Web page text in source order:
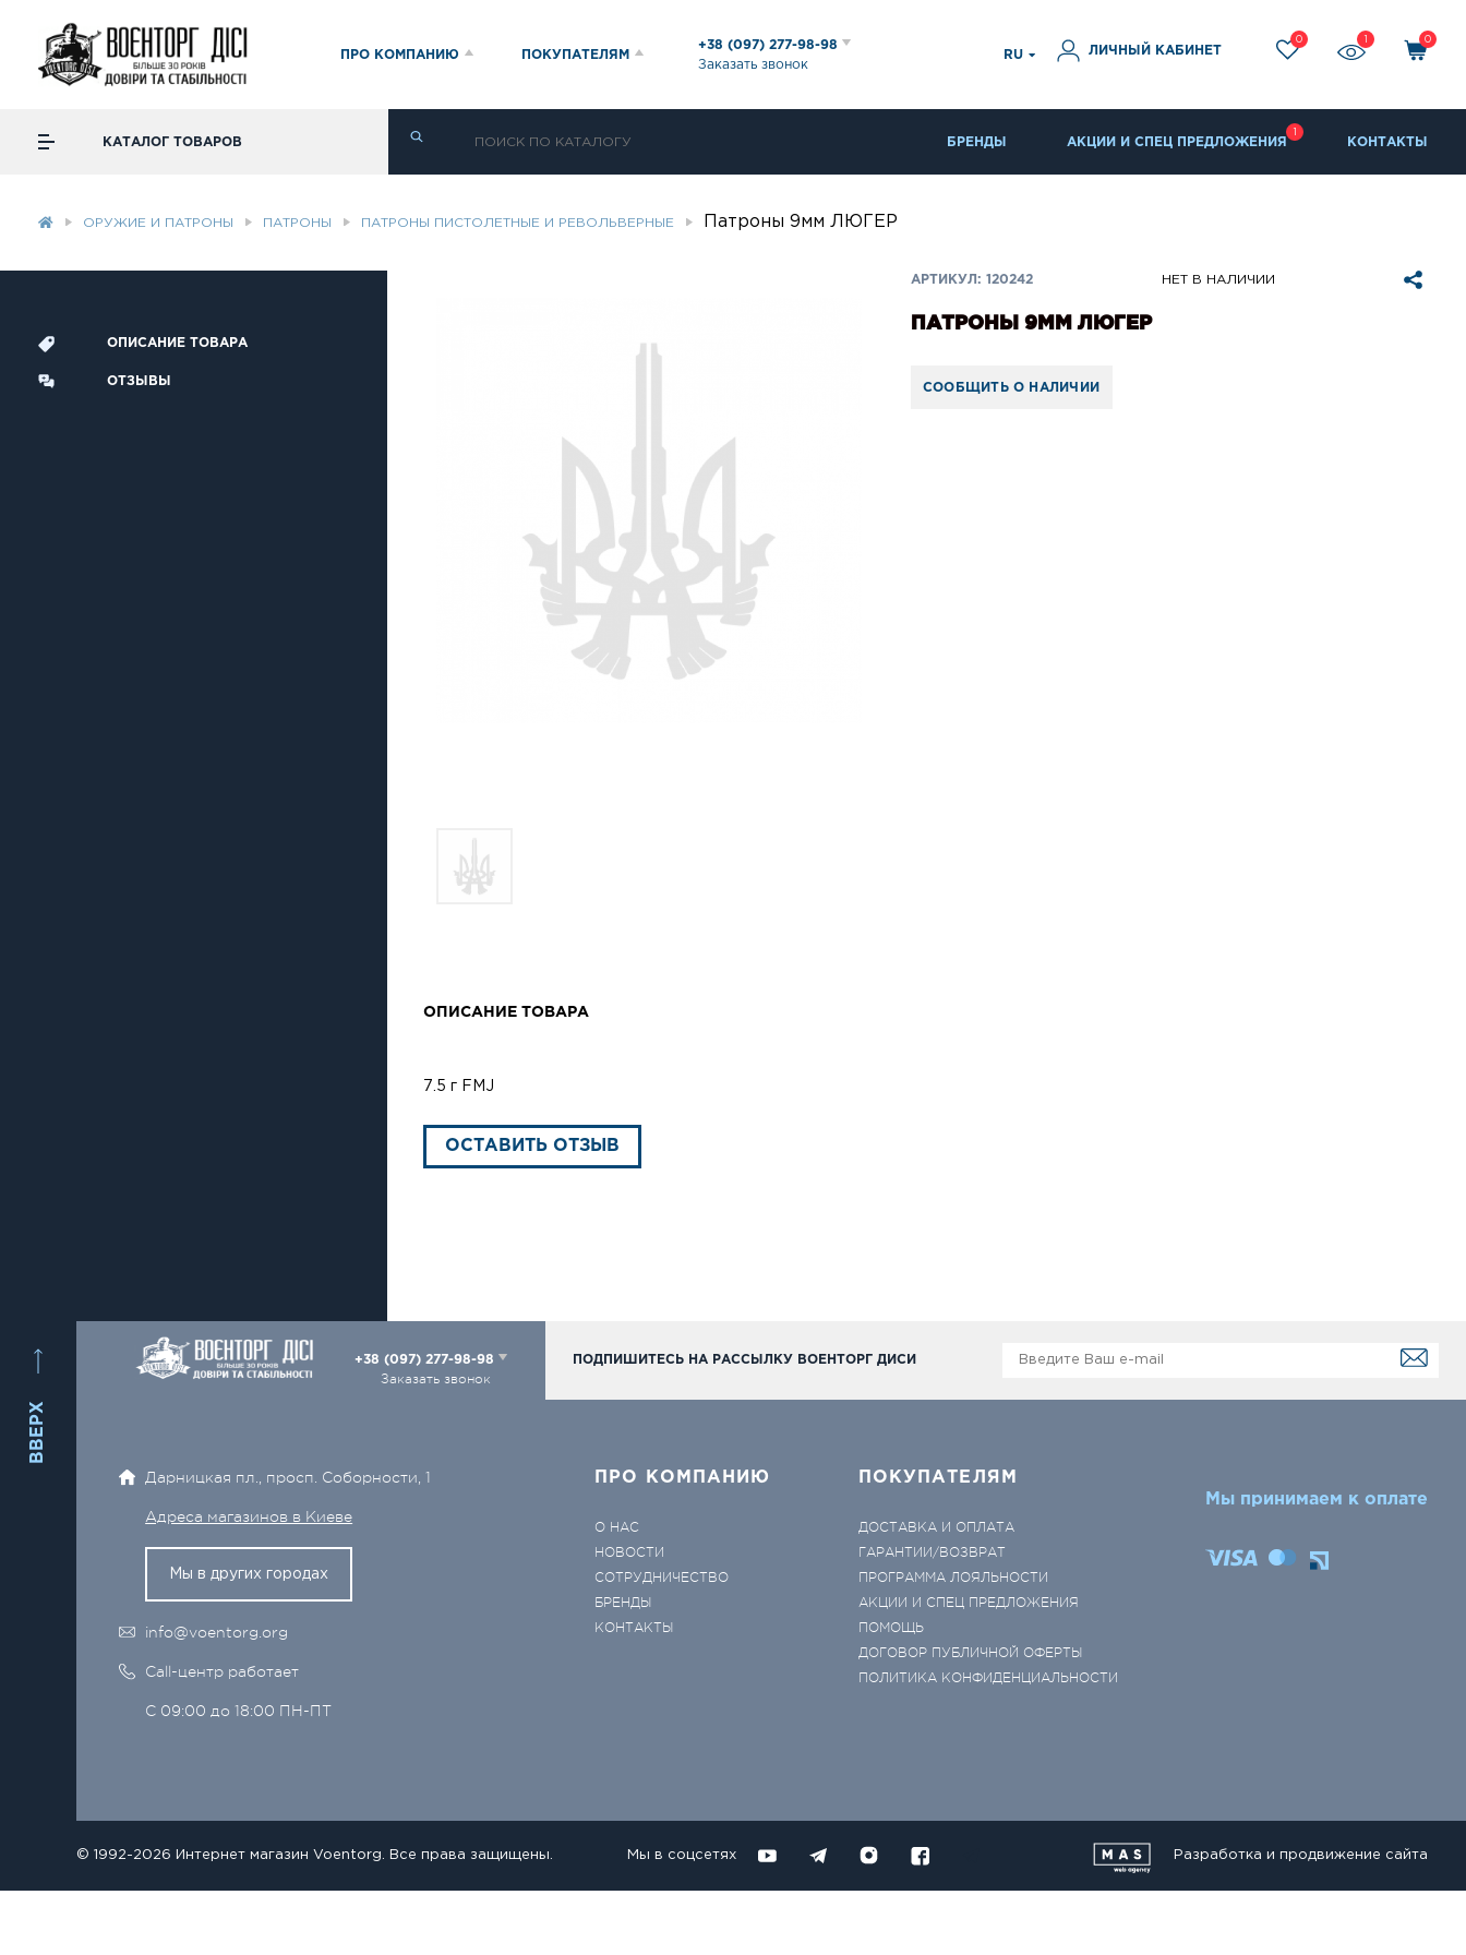
ПРО КОМПАНИЮ ПОКУПАТЕЛЯМ
+38 (097) 277-98-98
Заказать звонок
RU ЛИЧНЫЙ КАБИНЕТ
0 0
КАТАЛОГ ТОВАРОВ БРЕНДЫ АКЦИИ И СПЕЦ ПРЕДЛОЖЕНИЯ КОНТАКТЫ
ОРУЖИЕ И ПАТРОНЫ ПАТРОНЫ ПАТРОНЫ ПИСТОЛЕТНЫЕ И РЕВОЛЬВЕРНЫЕ Патроны 9мм ЛЮГЕР
ОПИСАНИЕ ТОВАРА
ОТЗЫВЫ
АРТИКУЛ: 120242 НЕТ В НАЛИЧИИ
ПАТРОНЫ 9ММ ЛЮГЕР
СООБЩИТЬ О НАЛИЧИИ
ОПИСАНИЕ ТОВАРА
7.5 г FMJ
ОСТАВИТЬ ОТЗЫВ
ВВЕРХ
+38 (097) 277-98-98
Заказать звонок
ПОДПИШИТЕСЬ НА РАССЫЛКУ ВОЕНТОРГ ДИСИ
Дарницкая пл., просп. Соборности, 1
Адреса магазинов в Киеве
Мы в других городах
info@voentorg.org
Call-центр работает
С 09:00 до 18:00 ПН-ПТ
ПРО КОМПАНИЮ
О НАС
НОВОСТИ
СОТРУДНИЧЕСТВО
БРЕНДЫ
КОНТАКТЫ
ПОКУПАТЕЛЯМ
ДОСТАВКА И ОПЛАТА
ГАРАНТИИ/ВОЗВРАТ
ПРОГРАММА ЛОЯЛЬНОСТИ
АКЦИИ И СПЕЦ ПРЕДЛОЖЕНИЯ
ПОМОЩЬ
ДОГОВОР ПУБЛИЧНОЙ ОФЕРТЫ
ПОЛИТИКА КОНФИДЕНЦИАЛЬНОСТИ
Мы принимаем к оплате
© 1992-2026 Интернет магазин Voentorg. Все права защищены. Мы в соцсетях Разработка и продвижение сайта